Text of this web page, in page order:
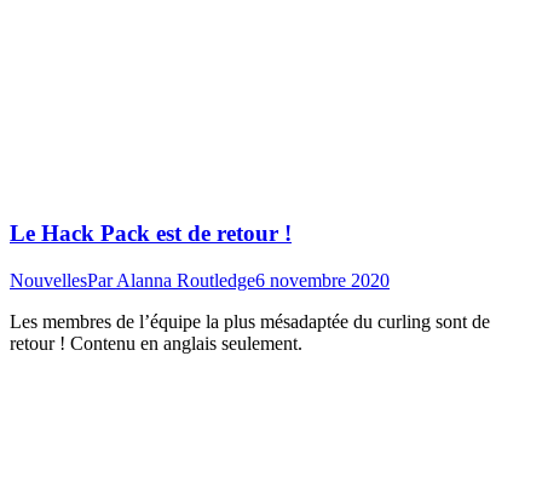
Le Hack Pack est de retour !
NouvellesParAlanna Routledge6 novembre 2020
Les membres de l’équipe la plus mésadaptée du curling sont de
retour ! Contenu en anglais seulement.